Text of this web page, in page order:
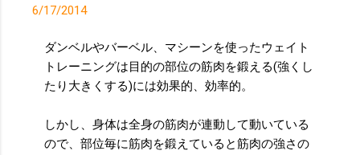
6/17/2014
ダンベルやバーベル、マシーンを使ったウェイト
トレーニングは目的の部位の筋肉を鍛える(強くし
たり大きくする)には効果的、効率的。
しかし、身体は全身の筋肉が連動して動いている
ので、部位毎に筋肉を鍛えていると筋肉の強さの